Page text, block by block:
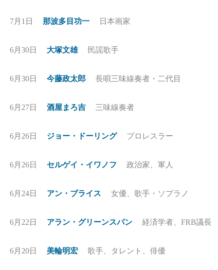
7月1日 那波多目功一 日本画家
6月30日 大塚文雄 民謡歌手
6月30日 今藤政太郎 長唄三味線奏者・二代目
6月27日 酒屋まろ吉 三味線奏者
6月26日 ジョー・ドーリング プロレスラー
6月26日 セルゲイ・イワノフ 政治家、軍人
6月24日 アン・ブライス 女優、歌手・ソプラノ
6月22日 アラン・グリーンスパン 経済学者、FRB議長
6月20日 美輪明宏 歌手、タレント、俳優